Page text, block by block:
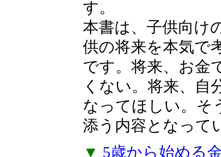
資産5億円の現役
が配当と複利の力
産を育てた「高収
法」を明かします
本書は、子供向け
供の将来を本気で
です。将来、お金
くない。将来、自